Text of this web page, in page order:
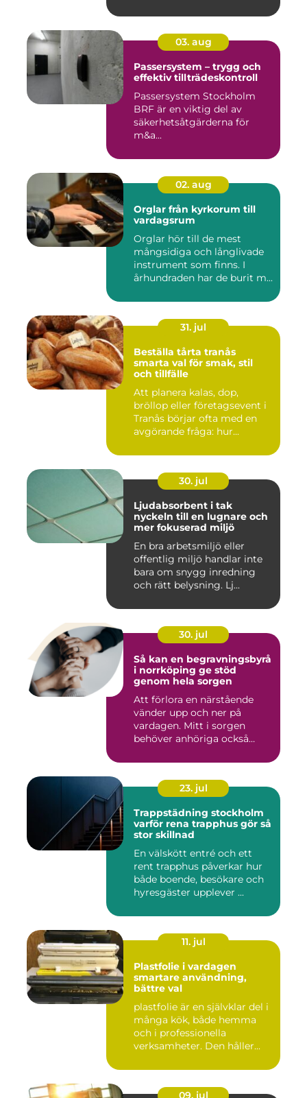
03. aug
Passersystem – trygg och
effektiv tillträdeskontroll
Passersystem Stockholm
BRF är en viktig del av
säkerhetsåtgärderna för
m&a...
02. aug
Orglar från kyrkorum till
vardagsrum
Orglar hör till de mest
mångsidiga och långlivade
instrument som finns. I
århundraden har de burit m...
31. jul
Beställa tårta tranås
smarta val för smak, stil
och tillfälle
Att planera kalas, dop,
bröllop eller företagsevent i
Tranås börjar ofta med en
avgörande fråga: hur...
30. jul
Ljudabsorbent i tak
nyckeln till en lugnare och
mer fokuserad miljö
En bra arbetsmiljö eller
offentlig miljö handlar inte
bara om snygg inredning
och rätt belysning. Lj...
30. jul
Så kan en begravningsbyrå
i norrköping ge stöd
genom hela sorgen
Att förlora en närstående
vänder upp och ner på
vardagen. Mitt i sorgen
behöver anhöriga också
23. jul
Trappstädning stockholm
varför rena trapphus gör så
stor skillnad
En välskött entré och ett
rent trapphus påverkar hur
både boende, besökare och
hyresgäster upplever ...
11. jul
Plastfolie i vardagen
smartare användning,
bättre val
plastfolie är en självklar del i
många kök, både hemma
och i professionella
verksamheter. Den håller...
09. jul